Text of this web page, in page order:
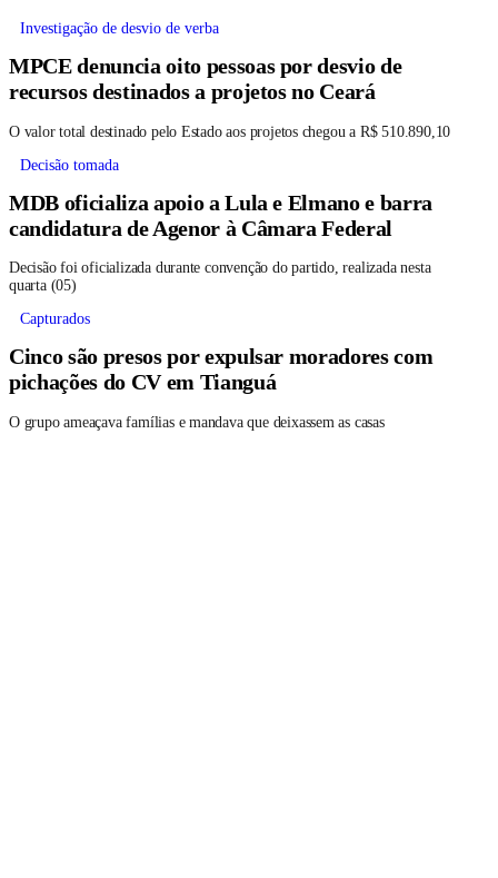
Investigação de desvio de verba
MPCE denuncia oito pessoas por desvio de
recursos destinados a projetos no Ceará
O valor total destinado pelo Estado aos projetos chegou a R$ 510.890,10
Decisão tomada
MDB oficializa apoio a Lula e Elmano e barra
candidatura de Agenor à Câmara Federal
Decisão foi oficializada durante convenção do partido, realizada nesta
quarta (05)
Capturados
Cinco são presos por expulsar moradores com
pichações do CV em Tianguá
O grupo ameaçava famílias e mandava que deixassem as casas